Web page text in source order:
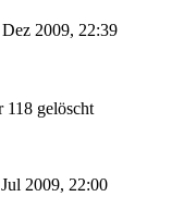
2009, 22:39
118 gelöscht
2009, 22:00